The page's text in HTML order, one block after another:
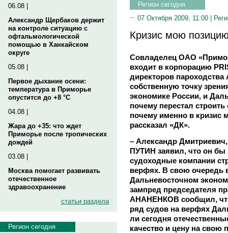
06.08 |
Александр Щербаков держит
на контроле ситуацию с
офтальмологической
помощью в Ханкайском
округе
05.08 |
Первое дыхание осени:
температура в Приморье
опустится до +8 °C
04.08 |
Жара до +35: что ждет
Приморье после тропических
дождей
03.08 |
Москва помогает развивать
отечественное
здравоохранение
статьи раздела
Регион сегодня
Регион сегодня
07 Октября 2009, 11:00 |
Кризис мою
Совладелец ОАО
входит в корпорацию
директоров
собственную точку
экономике России, и
почему перестал
почему именно в кризис
рассказал «ДК».
– Александр
ПУТИН заявил, что он бы
судоходные компании
верфях. В свою очередь
Дальневосточном
зампред председателя
АНАНЕНКОВ сообщил,
ряд судов на верфях
ли сегодня
качество и цену на свою